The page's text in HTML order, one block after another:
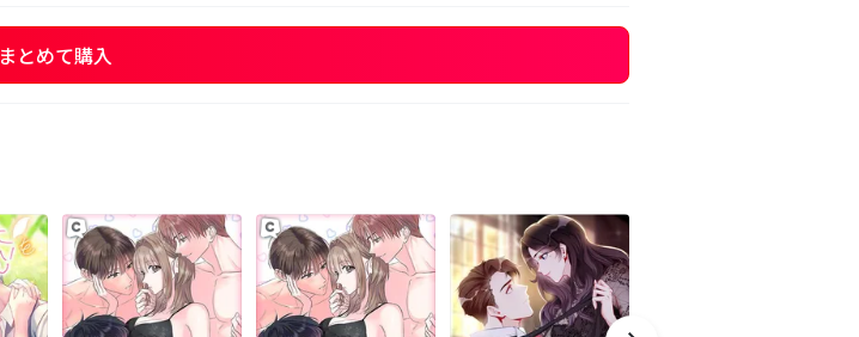
まとめて購入